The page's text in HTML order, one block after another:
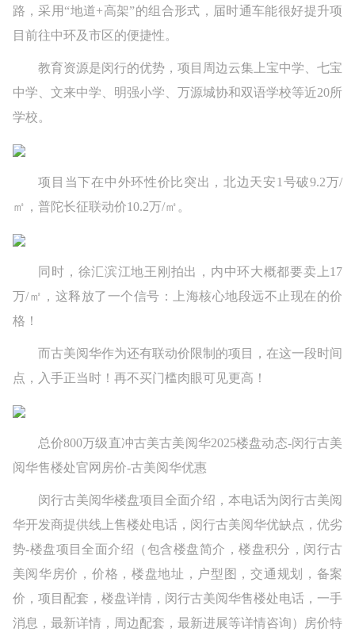
路，采用“地道+高架”的组合形式，届时通车能很好提升项
目前往中环及市区的便捷性。
教育资源是闵行的优势，项目周边云集上宝中学、七宝
中学、文来中学、明强小学、万源城协和双语学校等近20所
学校。
项目当下在中外环性价比突出，北边天安1号破9.2万/
㎡，普陀长征联动价10.2万/㎡。
同时，徐汇滨江地王刚拍出，内中环大概都要卖上17
万/㎡，这释放了一个信号：上海核心地段远不止现在的价
格！
而古美阅华作为还有联动价限制的项目，在这一段时间
点，入手正当时！再不买门槛肉眼可见更高！
总价800万级直冲古美古美阅华2025楼盘动态-闵行古美
阅华售楼处官网房价-古美阅华优惠
闵行古美阅华楼盘项目全面介绍，本电话为闵行古美阅
华开发商提供线上售楼处电话，闵行古美阅华优缺点，优劣
势-楼盘项目全面介绍（包含楼盘简介，楼盘积分，闵行古
美阅华房价，价格，楼盘地址，户型图，交通规划，备案
价，项目配套，楼盘详情，闵行古美阅华售楼处电话，一手
消息，最新详情，周边配套，最新进展等详情咨询）房价特